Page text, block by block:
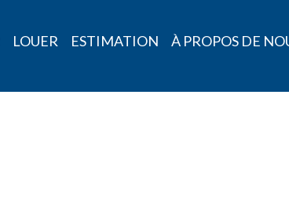
LOUER ESTIMATION À PROPOS DE